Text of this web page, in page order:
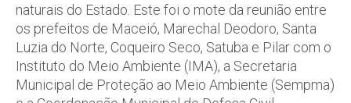
naturais do Estado. Este foi o mote da reunião entre
os prefeitos de Maceió, Marechal Deodoro, Santa
Luzia do Norte, Coqueiro Seco, Satuba e Pilar com o
Instituto do Meio Ambiente (IMA), a Secretaria
Municipal de Proteção ao Meio Ambiente (Sempma)